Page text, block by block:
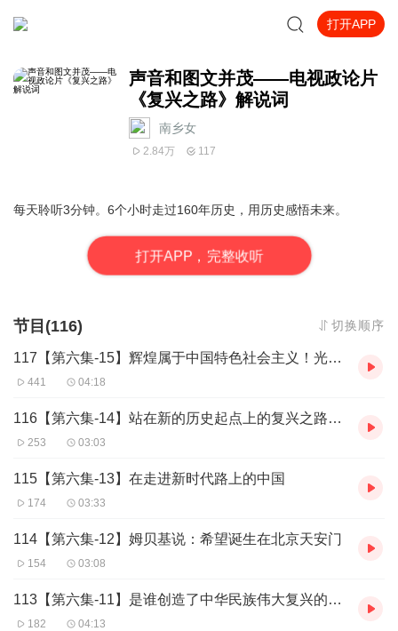
打开APP
声音和图文并茂——电视政论片
《复兴之路》解说词
南乡女
2.84万 117
每天聆听3分钟。6个小时走过160年历史，用历史感悟未来。
打开APP，完整收听
节目(116) 切换顺序
117【第六集-15】辉煌属于中国特色社会主义！光荣属于中华民族！
441 04:18
116【第六集-14】站在新的历史起点上的复兴之路将如何继续？
253 03:03
115【第六集-13】在走进新时代路上的中国
174 03:33
114【第六集-12】姆贝基说：希望诞生在北京天安门
154 03:08
113【第六集-11】是谁创造了中华民族伟大复兴的历史？
182 04:13